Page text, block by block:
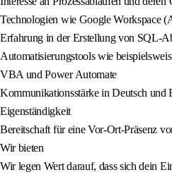
Technologien wie Google Workspace
Erfahrung in der Erstellung von SQL-
Automatisierungstools wie
VBA und Power Automate
Kommunikationsstärke in Deutsch und
Eigenständigkeit
Bereitschaft für eine Vor-Ort-Präsenz
Wir bieten
Wir legen Wert darauf, dass sich dein